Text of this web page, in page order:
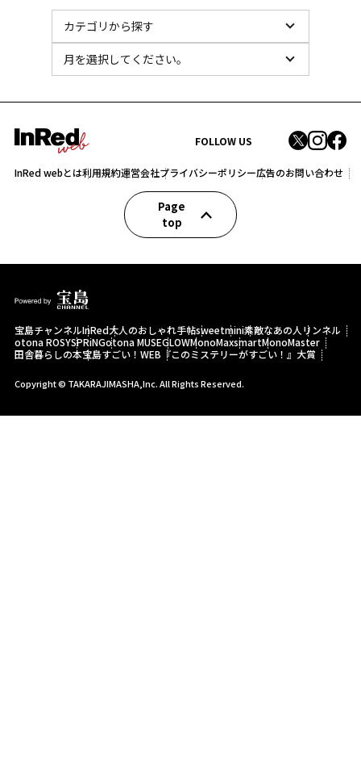
FOLLOW US
InRed webとは利用規約運営会社プライバシーポリシー広告のお問い合わせ
Page
top
宝島チャンネルInRed大人のおしゃれ手帖sweetmini素敵なあの人 リンネル
otona ROSYSPRiNGotona MUSEGLOWMonoMaxsmartMonoMaster
田舎暮らしの本宝島すごい！WEB 『このミステリーがすごい！』大賞
Copyright © TAKARAJIMASHA,Inc. All Rights Reserved.